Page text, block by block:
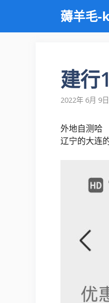
内
薅羊毛
建行
2022年 6月 9
外地自测哈
辽宁的大连